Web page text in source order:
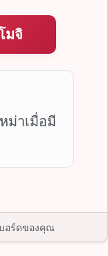
มจิ
ม่าเมื่อมี
อร์ดของคุณ